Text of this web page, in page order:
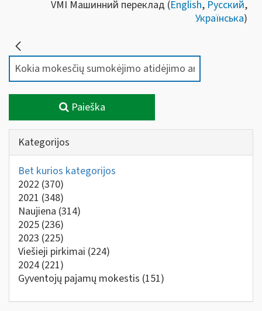
VMI Машинний переклад (English, Русский,
Українська)
Paieška
Kategorijos
Bet kurios kategorijos
2022 (370)
2021 (348)
Naujiena (314)
2025 (236)
2023 (225)
Viešieji pirkimai (224)
2024 (221)
Gyventojų pajamų mokestis (151)